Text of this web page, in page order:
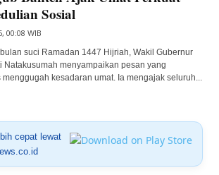
Sosial
00:08 WIB
suci Ramadan 1447 Hijriah, Wakil Gubernur
Natakusumah menyampaikan pesan yang
kesadaran umat. Ia mengajak seluruh...
cepat lewat